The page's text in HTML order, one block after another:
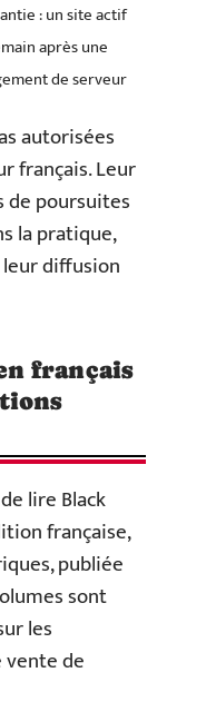
: un site actif
après une
de serveur
autorisées
français. Leur
de poursuites
la pratique,
diffusion
français
lire Black
française,
publiée
sont
les
de